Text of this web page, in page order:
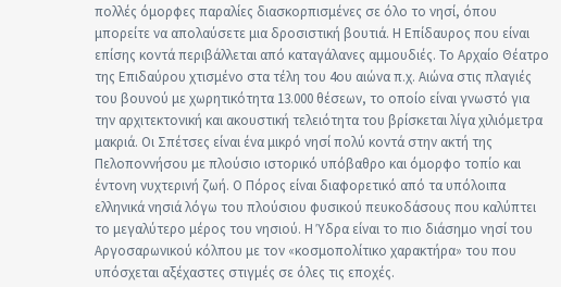
πολλές όμορφες παραλίες διασκορπισμένες σε όλο το νησί, όπου
μπορείτε να απολαύσετε μια δροσιστική βουτιά. Η Επίδαυρος που είναι
επίσης κοντά περιβάλλεται από καταγάλανες αμμουδιές. Το Αρχαίο Θέατρο
της Επιδαύρου χτισμένο στα τέλη του 4ου αιώνα π.χ. Αιώνα στις πλαγιές
του βουνού με χωρητικότητα 13.000 θέσεων, το οποίο είναι γνωστό για
την αρχιτεκτονική και ακουστική τελειότητα του βρίσκεται λίγα χιλιόμετρα
μακριά. Οι Σπέτσες είναι ένα μικρό νησί πολύ κοντά στην ακτή της
Πελοποννήσου με πλούσιο ιστορικό υπόβαθρο και όμορφο τοπίο και
έντονη νυχτερινή ζωή. Ο Πόρος είναι διαφορετικό από τα υπόλοιπα
ελληνικά νησιά λόγω του πλούσιου φυσικού πευκοδάσους που καλύπτει
το μεγαλύτερο μέρος του νησιού. Η Ύδρα είναι το πιο διάσημο νησί του
Αργοσαρωνικού κόλπου με τον «κοσμοπολίτικο χαρακτήρα» του που
υπόσχεται αξέχαστες στιγμές σε όλες τις εποχές.